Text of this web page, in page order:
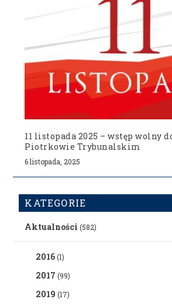
11 listopada 2025 – wstęp wolny
Piotrkowie Trybunalskim
6 listopada, 2025
KATEGORIE
Aktualności (582)
2016(1)
2017 (99)
2019 (17)